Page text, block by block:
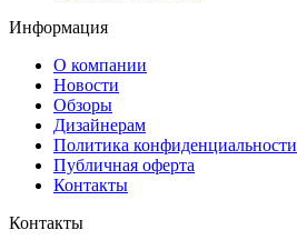
Информация
О компании
Новости
Обзоры
Дизайнерам
Политика конфиденциальности
Публичная оферта
Контакты
Контакты